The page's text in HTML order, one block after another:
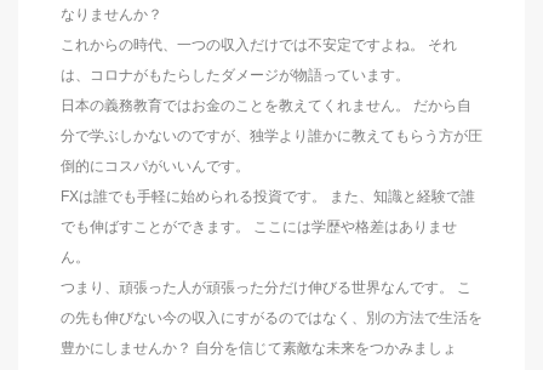
なりませんか？
これからの時代、一つの収入だけでは不安定ですよね。 それ
は、コロナがもたらしたダメージが物語っています。
日本の義務教育ではお金のことを教えてくれません。 だから自
分で学ぶしかないのですが、独学より誰かに教えてもらう方が圧
倒的にコスパがいいんです。
FXは誰でも手軽に始められる投資です。 また、知識と経験で誰
でも伸ばすことができます。 ここには学歴や格差はありませ
ん。
つまり、頑張った人が頑張った分だけ伸びる世界なんです。 こ
の先も伸びない今の収入にすがるのではなく、別の方法で生活を
豊かにしませんか？ 自分を信じて素敵な未来をつかみましょ